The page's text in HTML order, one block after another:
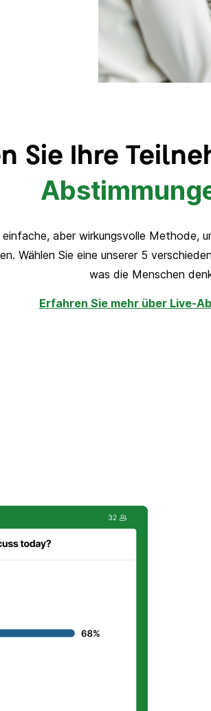
Sie Ihre
aber wirkungsvolle Methode,
Wählen Sie eine unserer 5
was die Menschen
Erfahren Sie mehr über Live-